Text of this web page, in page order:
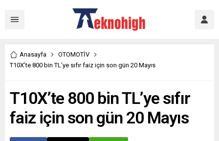
Anasayfa
OTOMOTİV
T10X’te 800 bin TL’ye sıfır faiz için son gün 20 Mayıs
T10X’te 800 bin TL’ye sıfır
faiz için son gün 20 Mayıs